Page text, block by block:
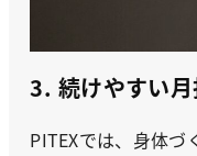
3. 続けやすい
PITEXでは、身体づ